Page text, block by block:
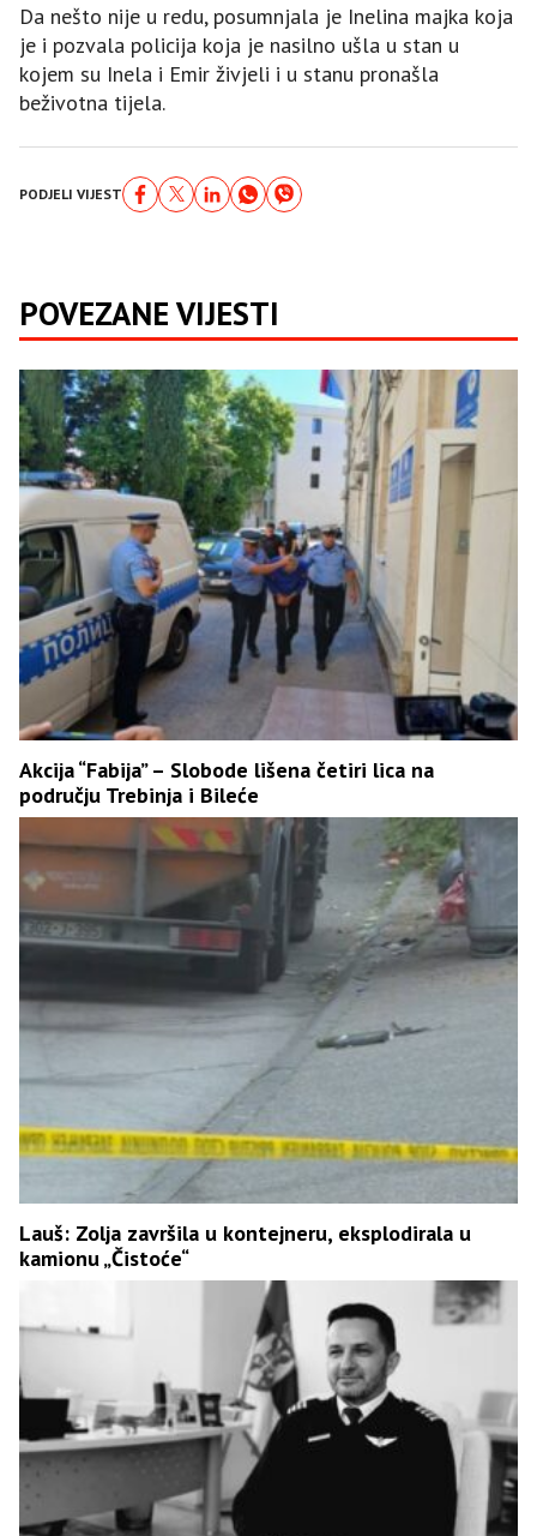
Da nešto nije u redu, posumnjala je Inelina majka koja
je i pozvala policija koja je nasilno ušla u stan u
kojem su Inela i Еmir živjeli i u stanu pronašla
beživotna tijela.
PODJELI VIJEST
POVEZANE VIJESTI
Akcija “Fabija” – Slobode lišena četiri lica na
području Trebinja i Bileće
Lauš: Zolja završila u kontejneru, eksplodirala u
kamionu „Čistoće“